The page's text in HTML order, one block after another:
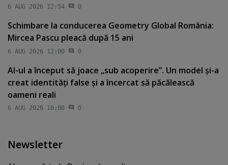
6 AUG 2026 12:54 0
Schimbare la conducerea Geometry Global România:
Mircea Pascu pleacă după 15 ani
6 AUG 2026 12:00 0
AI-ul a început să joace „sub acoperire”. Un model şi-a
creat identităţi false şi a încercat să păcălească
oameni reali
6 AUG 2026 10:00 0
Newsletter